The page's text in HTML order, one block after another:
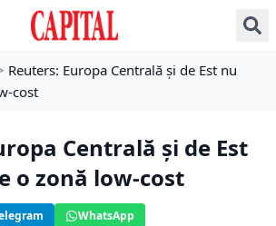
Reuters: Europa Centrală şi de Est nu
cost
Centrală şi de Est
o zonă low-cost
WhatsApp